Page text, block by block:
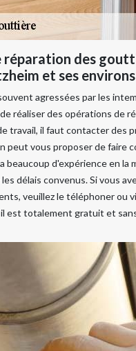
réparation des
et ses environs
agressées par les
réaliser des opérations de
travail, il faut contacter des
peut vous proposer de faire
beaucoup d'expérience en la
délais convenus. Si vous
veuillez le téléphoner ou
il est totalement gratuit et